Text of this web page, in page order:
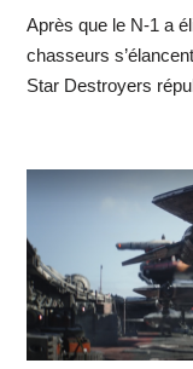
Après que le N-1 a
chasseurs
Star Destroyers